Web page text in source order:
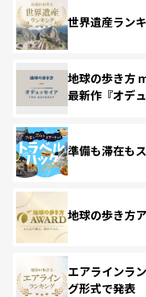
世界遺産ラン
地球の歩き方
最新作『オデ
準備も滞在も
地球の歩き方
エアラインラ
グ形式で発表